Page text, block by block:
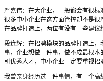
严嘉伟：在大企业，一般都会有很
很多中小企业在这方面管控却不是
在品牌打造上，两位有没有一些建议
段连辉：在招聘模块的品牌打造上
事，企业想做一件事，做不成最根
引优秀人才，中小企业一定要重视招
我曾亲身经历过一件事情，有一个